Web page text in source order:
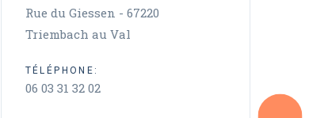
Rue du Giessen - 67220
Triembach au Val
TÉLÉPHONE:
06 03 31 32 02